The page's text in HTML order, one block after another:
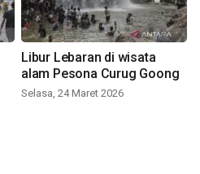
Libur Lebaran di wisata
alam Pesona Curug Goong
Selasa, 24 Maret 2026